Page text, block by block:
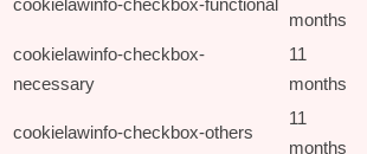
cookielawinfo-checkbox-functional
months
cookielawinfo-checkbox-
necessary
11
months
cookielawinfo-checkbox-others
11
months